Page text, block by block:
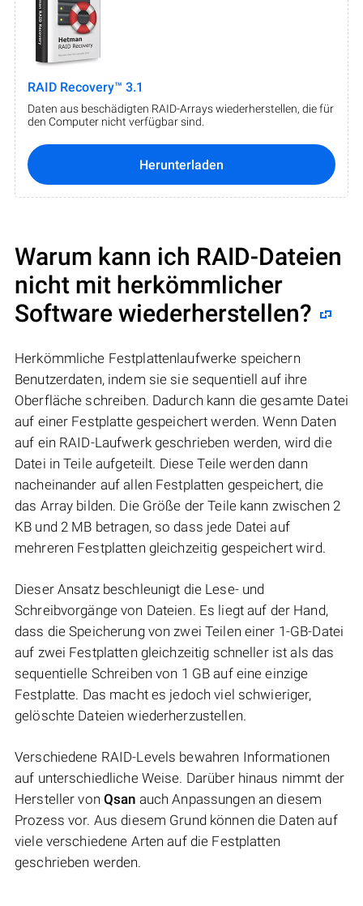
RAID Recovery™ 3.1
Daten aus beschädigten RAID-Arrays wiederherstellen, die für
den Computer nicht verfügbar sind.
Herunterladen
Warum kann ich RAID-Dateien
nicht mit herkömmlicher
Software wiederherstellen?
Herkömmliche Festplattenlaufwerke speichern
Benutzerdaten, indem sie sie sequentiell auf ihre
Oberfläche schreiben. Dadurch kann die gesamte Datei
auf einer Festplatte gespeichert werden. Wenn Daten
auf ein RAID-Laufwerk geschrieben werden, wird die
Datei in Teile aufgeteilt. Diese Teile werden dann
nacheinander auf allen Festplatten gespeichert, die
das Array bilden. Die Größe der Teile kann zwischen 2
KB und 2 MB betragen, so dass jede Datei auf
mehreren Festplatten gleichzeitig gespeichert wird.
Dieser Ansatz beschleunigt die Lese- und
Schreibvorgänge von Dateien. Es liegt auf der Hand,
dass die Speicherung von zwei Teilen einer 1-GB-Datei
auf zwei Festplatten gleichzeitig schneller ist als das
sequentielle Schreiben von 1 GB auf eine einzige
Festplatte. Das macht es jedoch viel schwieriger,
gelöschte Dateien wiederherzustellen.
Verschiedene RAID-Levels bewahren Informationen
auf unterschiedliche Weise. Darüber hinaus nimmt der
Hersteller von Qsan auch Anpassungen an diesem
Prozess vor. Aus diesem Grund können die Daten auf
viele verschiedene Arten auf die Festplatten
geschrieben werden.